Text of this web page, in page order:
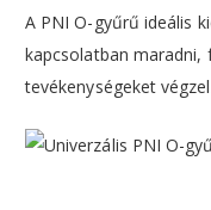
A PNI O-gyűrű ideális
kapcsolatban maradni,
tevékenységeket